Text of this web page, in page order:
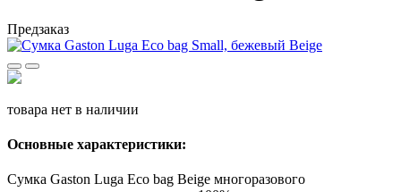
Предзаказ
товара нет в наличии
Основные характеристики:
Сумка Gaston Luga Eco bag Beige многоразового